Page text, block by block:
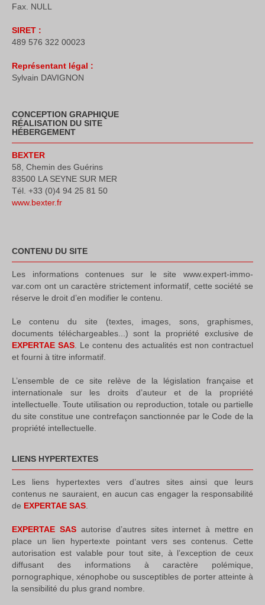
Fax. NULL
SIRET :
489 576 322 00023
Représentant légal :
Sylvain DAVIGNON
CONCEPTION GRAPHIQUE
RÉALISATION DU SITE
HÉBERGEMENT
BEXTER
58, Chemin des Guérins
83500 LA SEYNE SUR MER
Tél. +33 (0)4 94 25 81 50
www.bexter.fr
CONTENU DU SITE
Les informations contenues sur le site www.expert-immo-
var.com ont un caractère strictement informatif, cette société se
réserve le droit d’en modifier le contenu.
Le contenu du site (textes, images, sons, graphismes,
documents téléchargeables...) sont la propriété exclusive de
EXPERTAE SAS . Le contenu des actualités est non contractuel
et fourni à titre informatif.
L’ensemble de ce site relève de la législation française et
internationale sur les droits d’auteur et de la propriété
intellectuelle. Toute utilisation ou reproduction, totale ou partielle
du site constitue une contrefaçon sanctionnée par le Code de la
propriété intellectuelle.
LIENS HYPERTEXTES
Les liens hypertextes vers d’autres sites ainsi que leurs
contenus ne sauraient, en aucun cas engager la responsabilité
de EXPERTAE SAS
EXPERTAE SASautorise d’autres sites internet à mettre en
place un lien hypertexte pointant vers ses contenus. Cette
autorisation est valable pour tout site, à l’exception de ceux
diffusant des informations à caractère polémique,
pornographique, xénophobe ou susceptibles de porter atteinte à
la sensibilité du plus grand nombre.